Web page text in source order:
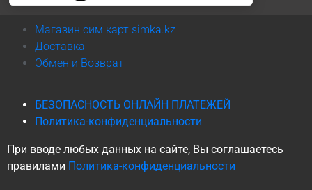
Магазин сим карт simka.kz
Доставка
Обмен и Возврат
БЕЗОПАСНОСТЬ ОНЛАЙН ПЛАТЕЖЕЙ
Политика-конфиденциальности
При вводе любых данных на сайте, Вы соглашаетесь
правилами Политика-конфиденциальности